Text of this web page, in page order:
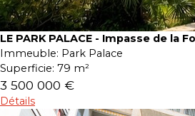
LE PARK PALACE - Impasse de la
Immeuble: Park Palace
Superficie: 79 m²
3 500 000 €
Détails